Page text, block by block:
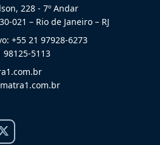
228 - 7º Andar
021 – Rio de Janeiro – RJ
+55 21 97928-6273
98125-5113